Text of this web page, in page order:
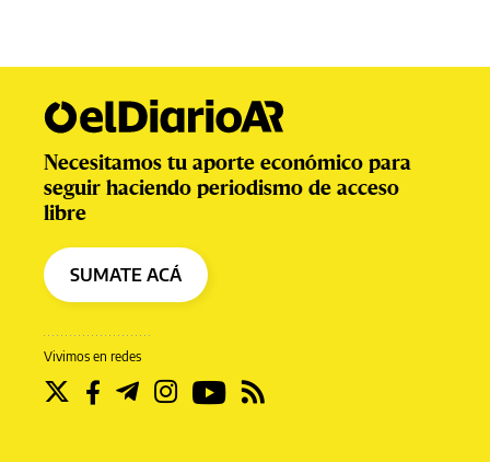
Vivimos en redes
Necesitamos tu aporte económico para
seguir haciendo periodismo de acceso
libre
SUMATE ACÁ